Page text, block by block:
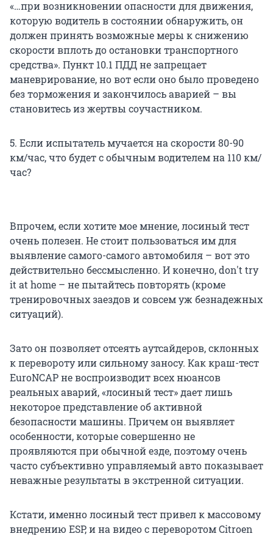
«…при возникновении опасности для движения,
которую водитель в состоянии обнаружить, он
должен принять возможные меры к снижению
скорости вплоть до остановки транспортного
средства». Пункт 10.1 ПДД не запрещает
маневрирование, но вот если оно было проведено
без торможения и закончилось аварией – вы
становитесь из жертвы соучастником.
5. Если испытатель мучается на скорости 80-90
км/час, что будет с обычным водителем на 110 км/
час?
Впрочем, если хотите мое мнение, лосиный тест
очень полезен. Не стоит пользоваться им для
выявление самого-самого автомобиля – вот это
действительно бессмысленно. И конечно, don't try
it at home – не пытайтесь повторять (кроме
тренировочных заездов и совсем уж безнадежных
ситуаций).
Зато он позволяет отсеять аутсайдеров, склонных
к перевороту или сильному заносу. Как краш-тест
EuroNCAP не воспроизводит всех нюансов
реальных аварий, «лосиный тест» дает лишь
некоторое представление об активной
безопасности машины. Причем он выявляет
особенности, которые совершенно не
проявляются при обычной езде, поэтому очень
часто субъективно управляемый авто показывает
неважные результаты в экстренной ситуации.
Кстати, именно лосиный тест привел к массовому
внедрению ESP, и на видео с переворотом Citroen